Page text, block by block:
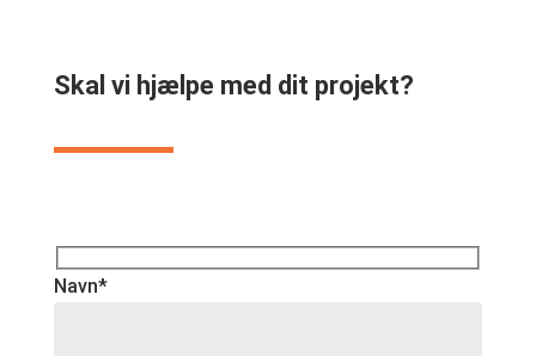
Skal vi hjælpe med dit projekt?
Navn*